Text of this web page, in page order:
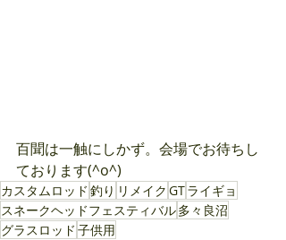
百聞は一触にしかず。会場でお待ちし
ております(^o^)
カスタムロッド 釣り リメイク GTライギョ
スネークヘッドフェスティバル多々良沼
グラスロッド 子供用